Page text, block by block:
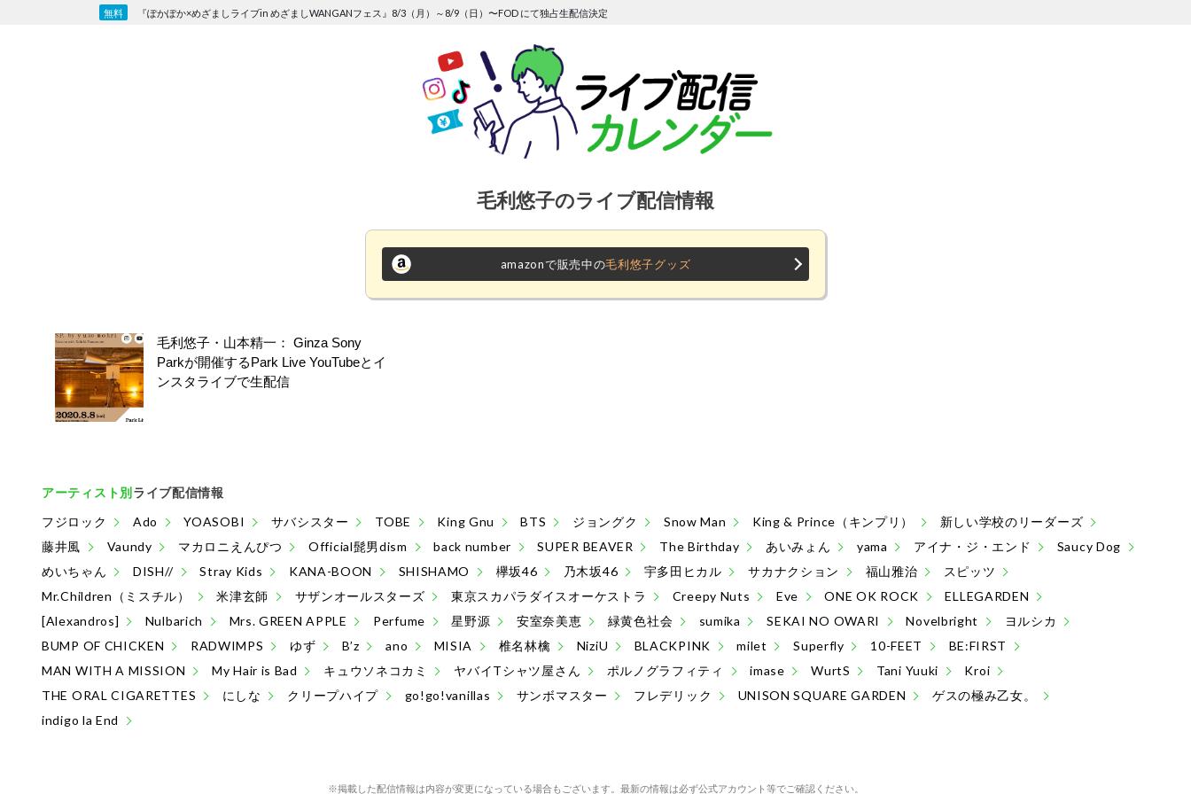
毛利悠子のライブ配信情報
amazonで販売中の毛利悠子グッズ
毛利悠子・山本精一： Ginza Sony
Parkが開催するPark Live YouTubeとイ
ンスタライブで生配信
アーティスト別ライブ配信情報
フジロック Ado YOASOBI サバシスター TOBE King Gnu BTS ジョングク Snow Man King & Prince（キンプリ）
新しい学校のリーダーズ
藤井風
Vaundy マカロニえんぴつ Official髭男dism back number SUPER BEAVER The Birthday あいみょん yama アイナ・ジ・エンド
Saucy Dog
めいちゃん
DISH// Stray Kids KANA-BOON SHISHAMO 欅坂46 乃木坂46 宇多田ヒカル サカナクション 福山雅治
スピッツ
Mr.Children（ミスチル）
米津玄師 サザンオールスターズ 東京スカパラダイスオーケストラ Creepy Nuts Eve ONE OK ROCK
ELLEGARDEN
[Alexandros]
Nulbarich Mrs. GREEN APPLE Perfume 星野源 安室奈美恵 緑黄色社会 sumika SEKAI NO OWARI Novelbright
ヨルシカ
BUMP OF CHICKEN
RADWIMPS ゆず B’z ano MISIA 椎名林檎 NiziU BLACKPINK milet Superfly 10-FEET
BE:FIRST
MAN WITH A MISSION
My Hair is Bad キュウソネコカミ ヤバイTシャツ屋さん ポルノグラフィティ imase WurtS Tani Yuuki
Kroi
THE ORAL CIGARETTES
にしな クリープハイプ go!go!vanillas サンボマスター フレデリック UNISON SQUARE GARDEN
ゲスの極み乙女。
indigo la End
※掲載した配信情報は内容が変更になっている場合もございます。最新の情報は必ず公式アカウント等でご確認ください。
『ぽかぽか×めざましライブin めざましWANGANフェス』8/3（月）～8/9（日）〜FOD にて独占生配信決定